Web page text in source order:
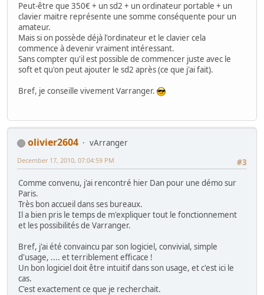
Peut-être que 350€ + un sd2 + un ordinateur portable + un
clavier maitre représente une somme conséquente pour un
amateur.
Mais si on possède déjà l'ordinateur et le clavier cela
commence à devenir vraiment intéressant.
Sans compter qu'il est possible de commencer juste avec le
soft et qu'on peut ajouter le sd2 après (ce que j'ai fait).
Bref, je conseille vivement Varranger.
olivier2604
vArranger
#3
December 17, 2010, 07:04:59 PM
Comme convenu, j'ai rencontré hier Dan pour une démo sur
Paris.
Très bon accueil dans ses bureaux.
Il a bien pris le temps de m'expliquer tout le fonctionnement
et les possibilités de Varranger.
Bref, j'ai été convaincu par son logiciel, convivial, simple
d'usage, .... et terriblement efficace !
Un bon logiciel doit être intuitif dans son usage, et c'est ici le
cas.
C'est exactement ce que je recherchait.